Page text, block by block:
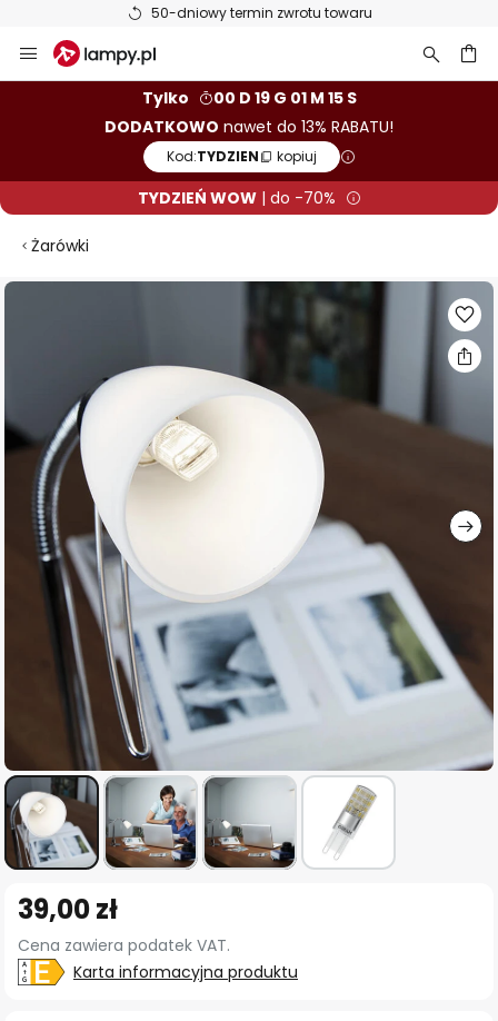
50-dniowy termin zwrotu towaru
Przejdź
do
Tylko
00 D 19 G 01 M 14 S
DODATKOWO nawet do 13% RABATU!
Kod:TYDZIEN kopiuj
TYDZIEŃ WOW| do -70%
Żarówki
Przejdź
na
początek
galerii
39,00 zł
Cena zawiera podatek VAT.
Karta informacyjna produktu